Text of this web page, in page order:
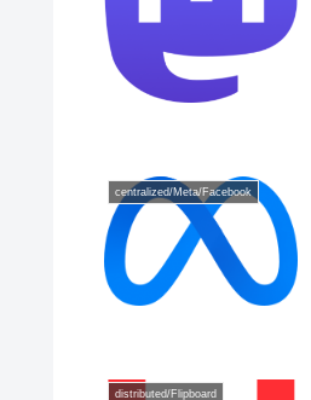
centralized/Meta/Facebook
distributed/Flipboard